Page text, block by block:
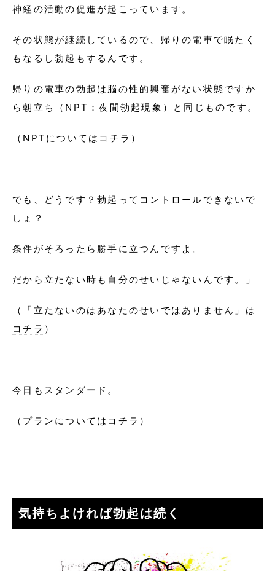
神経の活動の促進が起こっています。
その状態が継続しているので、帰りの電車で眠たく
もなるし勃起もするんです。
帰りの電車の勃起は脳の性的興奮がない状態ですか
ら朝立ち（NPT：夜間勃起現象）と同じものです。
（NPTについては コチラ ）
でも、どうです？勃起ってコントロールできないで
しょ？
条件がそろったら勝手に立つんですよ。
だから立たない時も自分のせいじゃないんです。」
（「立たないのはあなたのせいではありません」は
コチラ ）
今日もスタンダード。
（プランについては コチラ ）
気持ちよければ勃起は続く